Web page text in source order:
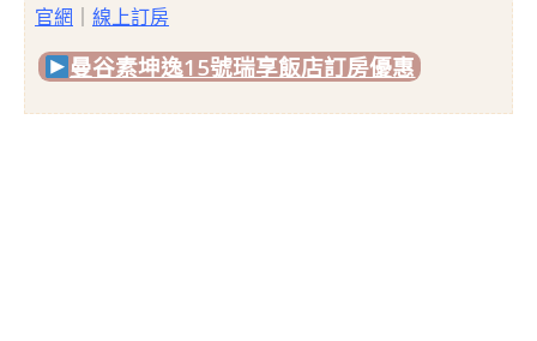
官網 線上訂房
曼谷素坤逸15號瑞享飯店訂房優惠